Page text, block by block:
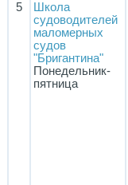
5
Школа
судоводителей
маломерных
судов
"Бригантина"
Понедельник-
пятница